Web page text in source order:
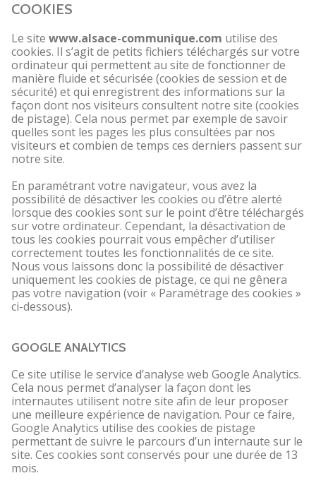
COOKIES
Le site www.alsace-communique.com utilise des
cookies. Il s’agit de petits fichiers téléchargés sur votre
ordinateur qui permettent au site de fonctionner de
manière fluide et sécurisée (cookies de session et de
sécurité) et qui enregistrent des informations sur la
façon dont nos visiteurs consultent notre site (cookies
de pistage). Cela nous permet par exemple de savoir
quelles sont les pages les plus consultées par nos
visiteurs et combien de temps ces derniers passent sur
notre site.
En paramétrant votre navigateur, vous avez la
possibilité de désactiver les cookies ou d’être alerté
lorsque des cookies sont sur le point d’être téléchargés
sur votre ordinateur. Cependant, la désactivation de
tous les cookies pourrait vous empêcher d’utiliser
correctement toutes les fonctionnalités de ce site.
Nous vous laissons donc la possibilité de désactiver
uniquement les cookies de pistage, ce qui ne gênera
pas votre navigation (voir « Paramétrage des cookies »
ci-dessous).
GOOGLE ANALYTICS
Ce site utilise le service d’analyse web Google Analytics.
Cela nous permet d’analyser la façon dont les
internautes utilisent notre site afin de leur proposer
une meilleure expérience de navigation. Pour ce faire,
Google Analytics utilise des cookies de pistage
permettant de suivre le parcours d’un internaute sur le
site. Ces cookies sont conservés pour une durée de 13
mois.